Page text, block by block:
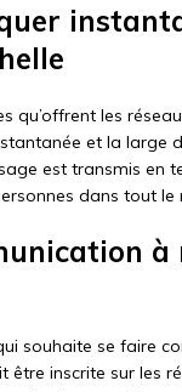
qu’offrent les
et la large
est transmis en
dans tout le
à
souhaite se faire
être inscrite sur les